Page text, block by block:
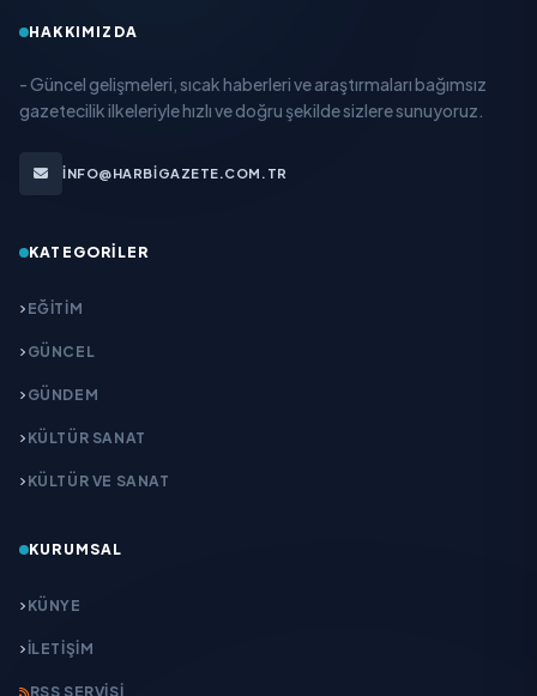
HAKKIMIZDA
- Güncel gelişmeleri, sıcak haberleri ve araştırmaları bağımsız
gazetecilik ilkeleriyle hızlı ve doğru şekilde sizlere sunuyoruz.
INFO@HARBIGAZETE.COM.TR
KATEGORILER
EĞITIM
GÜNCEL
GÜNDEM
KÜLTÜR SANAT
KÜLTÜR VE SANAT
KURUMSAL
KÜNYE
İLETIŞIM
RSS SERVISI